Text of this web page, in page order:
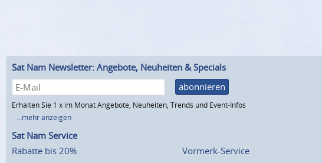
Sat Nam Newsletter: Angebote, Neuheiten & Specials
abonnieren
Erhalten Sie 1 x im Monat Angebote, Neuheiten, Trends und Event-Infos
...mehr anzeigen
Sat Nam Service
Rabatte bis 20%
Vormerk-Service